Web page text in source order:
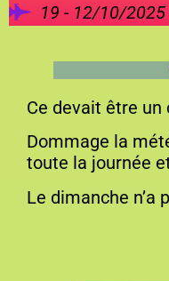
19 - 12/10/2025
Ce devait être
Dommage la
toute la journée
Le dimanche n’a